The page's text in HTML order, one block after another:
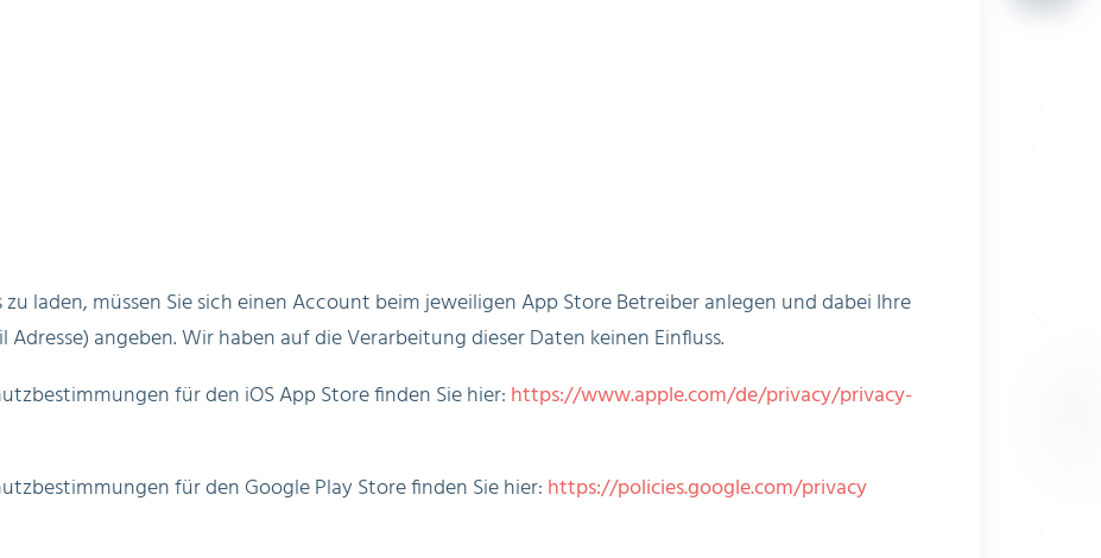
laden, müssen Sie sich einen Account beim jeweiligen App Store Betreiber anlegen und dabei Ihre
Adresse) angeben. Wir haben auf die Verarbeitung dieser Daten keinen Einfluss.
für den iOS App Store finden Sie hier: https://www.apple.com/de/privacy/privacy-
für den Google Play Store finden Sie hier: https://policies.google.com/privacy